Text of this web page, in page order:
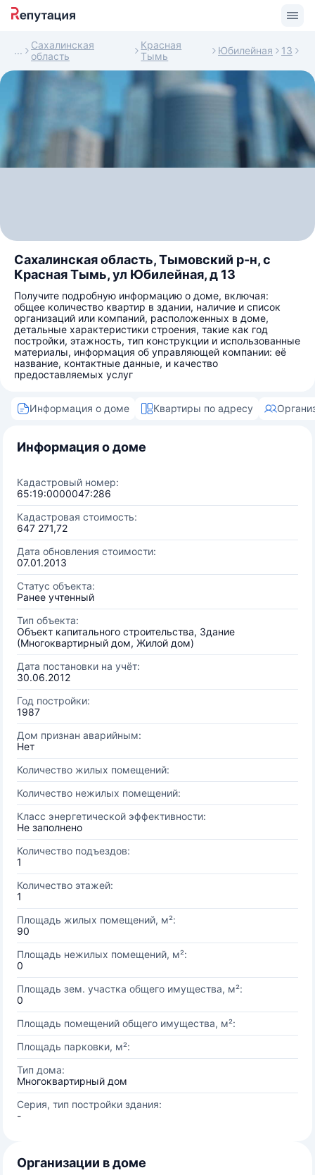
Сахалинская
область
Красная
Тымь
Юбилейная 13
Сахалинская область, Тымовский р-н, с
Красная Тымь, ул Юбилейная, д 13
Получите подробную информацию о доме, включая:
общее количество квартир в здании, наличие и список
организаций или компаний, расположенных в доме,
детальные характеристики строения, такие как год
постройки, этажность, тип конструкции и использованные
материалы, информация об управляющей компании: её
название, контактные данные, и качество
предоставляемых услуг
Информация о доме Квартиры по адресу
Информация о доме
Кадастровый номер:
65:19:0000047:286
Кадастровая стоимость:
647 271,72
Дата обновления стоимости:
07.01.2013
Статус объекта:
Ранее учтенный
Тип объекта:
Объект капитального строительства, Здание
(Многоквартирный дом, Жилой дом)
Дата постановки на учёт:
30.06.2012
Год постройки:
1987
Дом признан аварийным:
Нет
Количество жилых помещений:
Количество нежилых помещений:
Класс энергетической эффективности:
Не заполнено
Количество подъездов:
1
Количество этажей:
1
Площадь жилых помещений, м²:
90
Площадь нежилых помещений, м²:
0
Площадь зем. участка общего имущества, м²:
0
Площадь помещений общего имущества, м²:
Площадь парковки, м²:
Тип дома:
Многоквартирный дом
Серия, тип постройки здания:
-
Организации в доме